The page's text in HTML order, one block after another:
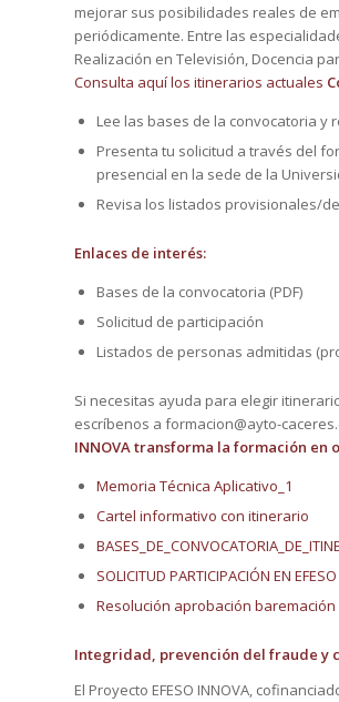
mejorar sus posibilidades reales de
periódicamente. Entre las
Realización en Televisión, Docencia
Consulta aquí los itinerarios actuales
Lee las bases de la convocatoria y
Presenta tu solicitud a través del
presencial en la sede de la
Revisa los listados provisionales/
Enlaces de interés:
Bases de la convocatoria (PDF)
Solicitud de participación
Listados de personas admitidas
Si necesitas ayuda para elegir
escríbenos a formacion@ayto-
INNOVA transforma la formación en
Memoria Técnica Aplicativo_1
Cartel informativo con itinerario
SOLICITUD PARTICIPACIÓN EN
Resolución aprobación
Integridad, prevención del fraude y
El Proyecto EFESO INNOVA,